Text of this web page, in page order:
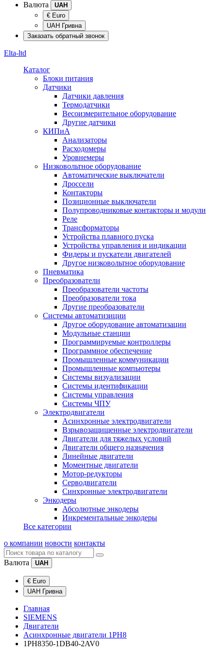
Валюта
UAH
€ Euro
UAH Гривна
Заказать обратный звонок
Elta-ltd
Каталог
Блоки питания
Датчики
Датчики давления
Термодатчики
Весоизмерительное оборудование
Другие датчики
КИПиА
Анализаторы
Расходомеры
Уровнемеры
Низковольтное оборудование
Автоматические выключатели
Дроссели
Контакторы
Позиционные выключатели
Полупроводниковые контакторы и модули
Реле
Трансформаторы
Устройства плавного пуска
Устройства управления и индикации
Фидеры и пускатели двигателей
Другое низковольтное оборудование
Пневматика
Преобразователи
Преобразователи частоты
Преобразователи тока
Другие преобразователи
Системы автоматизиции
Другое оборудование автоматизации
Модульные станции
Программируемые контроллеры
Программное обеспечение
Промышленные коммуникации
Промышленные компьютеры
Системы визуализации
Системы идентификации
Системы управления
Системы ЧПУ
Электродвигатели
Асинхронные электродвигатели
Взрывозащищенные электродвигатели
Двигатели для тяжелых условий
Двигатели общего назначения
Линейные двигатели
Моментные двигатели
Мотор-редукторы
Серводвигатели
Синхронные электродвигатели
Энкодеры
Абсолютные энкодеры
Инкрементальные энкодеры
Все категории
о компании новости контакты
Валюта UAH
€ Euro
UAH Гривна
Главная
SIEMENS
Двигатели
Асинхронные двигатели 1PH8
1PH8350-1DB40-2AV0